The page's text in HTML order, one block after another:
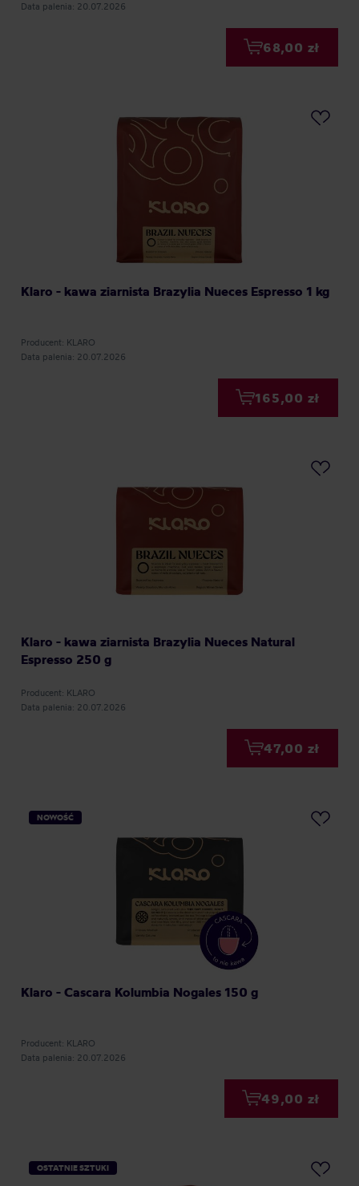
Data palenia: 20.07.2026
68,00 zł
Klaro - kawa ziarnista Brazylia Nueces Espresso 1 kg
Producent: KLARO
Data palenia: 20.07.2026
165,00 zł
Klaro - kawa ziarnista Brazylia Nueces Natural
Espresso 250 g
Producent: KLARO
Data palenia: 20.07.2026
47,00 zł
NOWOŚĆ
Klaro - Cascara Kolumbia Nogales 150 g
Producent: KLARO
Data palenia: 20.07.2026
49,00 zł
OSTATNIE SZTUKI